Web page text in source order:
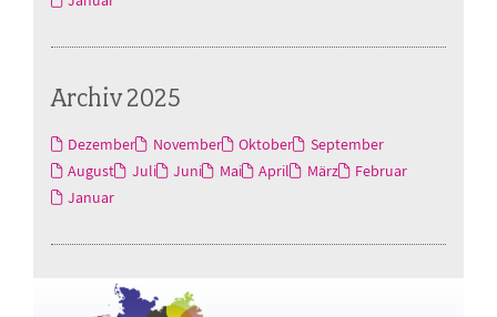
Archiv 2025
Dezember November Oktober
September
August
Juli Juni Mai April März
Februar
Januar